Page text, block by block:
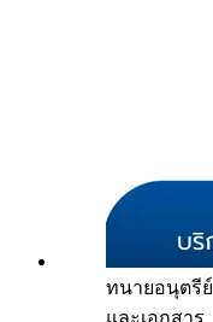
ทนายอนุตรีย์
และเอกสาร